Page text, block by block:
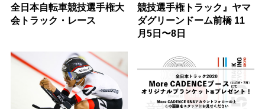
全日本自転車競技選手権大
会トラック・レース
競技選手権トラック』ヤマ
ダグリーンドーム前橋 11
月5日〜8日